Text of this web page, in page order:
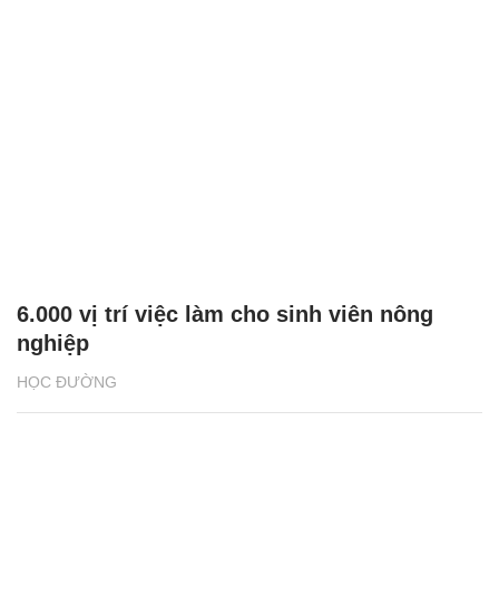
HỌC ĐƯỜNG
6.000 vị trí việc làm cho sinh viên nông
nghiệp